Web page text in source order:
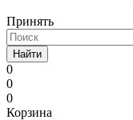
Принять
Найти
0
0
0
Корзина